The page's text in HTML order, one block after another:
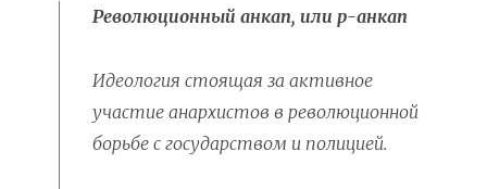
Революционный анкап, или р-анкап
Идеология стоящая за активное
участие анархистов в революционной
борьбе с государством и полицией.